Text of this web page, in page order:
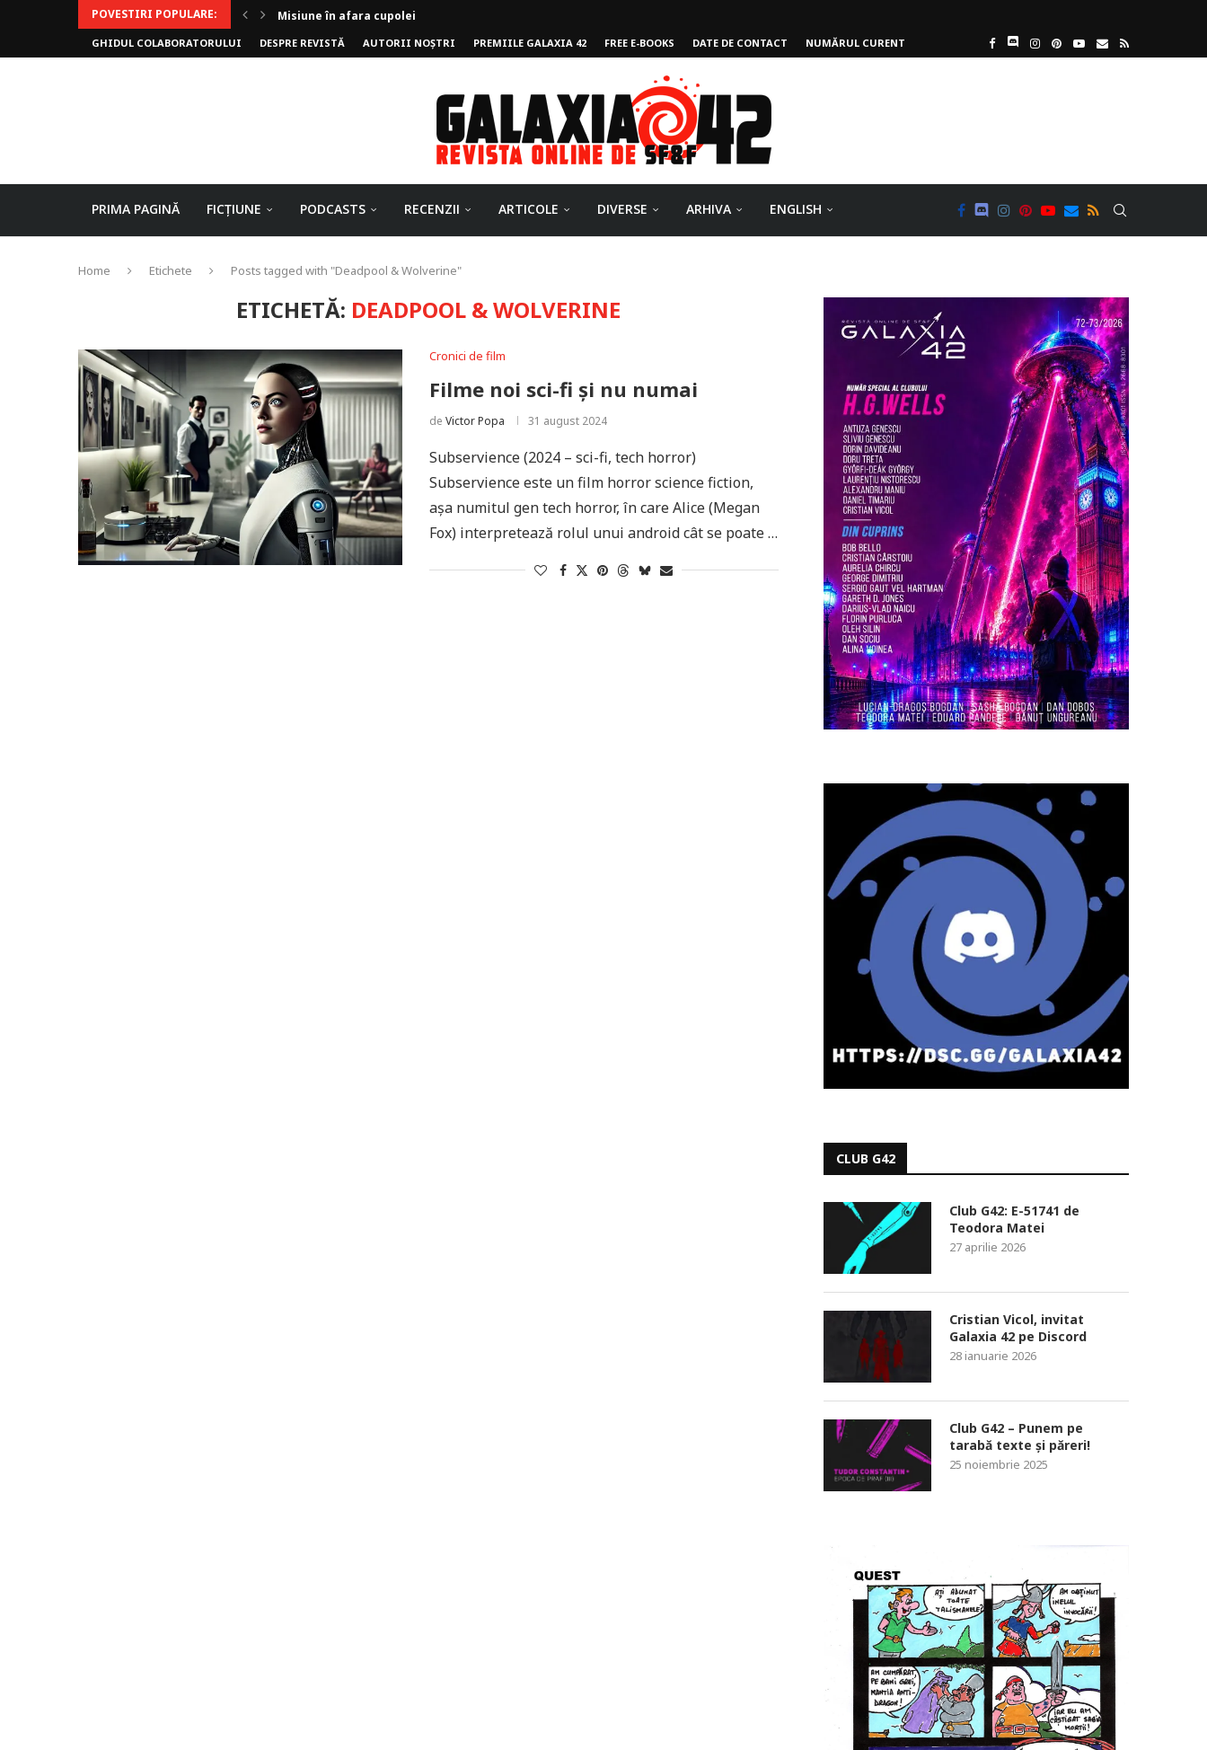
POVESTIRI POPULARE:
Misiune în afara cupolei
Invoker (video)
Alergarea de seară
Biblioteca lui Pavel
Rejuvenare
Falia
Arhivele Dincolo-Timpului
Axa lui Heron
Jumătatea goală
GHIDUL COLABORATORULUI DESPRE REVISTĂ AUTORII NOȘTRI PREMIILE GALAXIA 42 FREE E-BOOKS DATE DE CONTACT NUMĂRUL CURENT
PRIMA PAGINĂ FICȚIUNE PODCASTS RECENZII ARTICOLE DIVERSE ARHIVA ENGLISH
Home Etichete Posts tagged with "Deadpool & Wolverine"
ETICHETĂ: DEADPOOL & WOLVERINE
Cronici de film
Filme noi sci-fi și nu numai
de Victor Popa 31 august 2024
Subservience (2024 – sci-fi, tech horror)
Subservience este un film horror science fiction,
așa numitul gen tech horror, în care Alice (Megan
Fox) interpretează rolul unui android cât se poate …
CLUB G42
Club G42: E-51741 de
Teodora Matei
27 aprilie 2026
Cristian Vicol, invitat
Galaxia 42 pe Discord
28 ianuarie 2026
Club G42 – Punem pe
tarabă texte și păreri!
25 noiembrie 2025